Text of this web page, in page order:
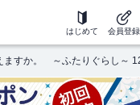
はじめて 会員登録
ますか。 ～ふたりぐらし～